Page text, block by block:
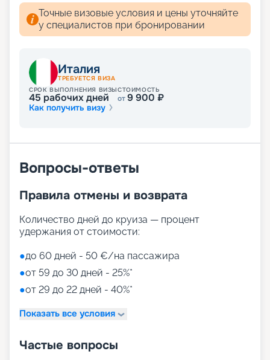
Точные визовые условия и цены уточняйте
у специалистов при бронировании
Италия
ТРЕБУЕТСЯ ВИЗА
СРОК ВЫПОЛНЕНИЯ ВИЗЫ
45 рабочих дней
СТОИМОСТЬ
от9 900 ₽
Как получить визу
Вопросы-ответы
Правила отмены и возврата
Количество дней до круиза — процент
удержания от стоимости:
●до 60 дней - 50 €/на пассажира
●от 59 до 30 дней - 25%*
●от 29 до 22 дней - 40%*
Показать все условия
Частые вопросы